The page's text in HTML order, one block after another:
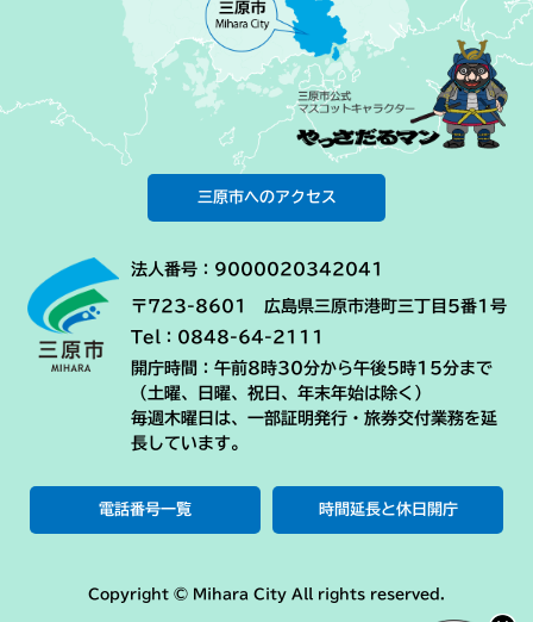
三原市へのアクセス
法人番号：9000020342041
〒723-8601 広島県三原市港町三丁目5番1号
Tel：0848-64-2111
開庁時間：午前8時30分から午後5時15分まで
（土曜、日曜、祝日、年末年始は除く）
毎週木曜日は、一部証明発行・旅券交付業務を延
長しています。
電話番号一覧 時間延長と休日開庁
Copyright © Mihara City All rights reserved.